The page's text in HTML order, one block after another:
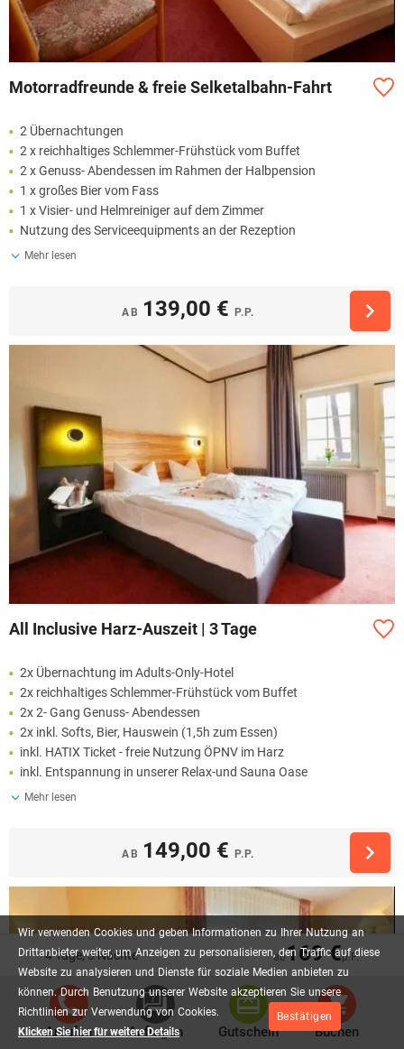
Wir verwenden Cookies und geben Informationen zu Ihrer Nutzung an
Drittanbieter weiter, um Anzeigen zu personalisieren, den Traffic auf diese
Website zu analysieren und Dienste für soziale Medien anbieten zu
können. Durch Benutzung unserer Website akzeptieren Sie unsere
Richtlinien zur Verwendung von Cookies.
Klicken Sie hier für weitere Details
Bestätigen
4 Tage, 3 Nächte ab169 €p.P.
Anrufen Anfragen Gutschein Buchen
Motorradfreunde & freie Selketalbahn-Fahrt
2 Übernachtungen
2 x reichhaltiges Schlemmer-Frühstück vom Buffet
2 x Genuss- Abendessen im Rahmen der Halbpension
1 x großes Bier vom Fass
1 x Visier- und Helmreiniger auf dem Zimmer
Nutzung des Serviceequipments an der Rezeption
Mehr lesen
AB 139,00 € P.P.
All Inclusive Harz-Auszeit | 3 Tage
2x Übernachtung im Adults-Only-Hotel
2x reichhaltiges Schlemmer-Frühstück vom Buffet
2x 2- Gang Genuss- Abendessen
2x inkl. Softs, Bier, Hauswein (1,5h zum Essen)
inkl. HATIX Ticket - freie Nutzung ÖPNV im Harz
inkl. Entspannung in unserer Relax-und Sauna Oase
Mehr lesen
AB 149,00 € P.P.